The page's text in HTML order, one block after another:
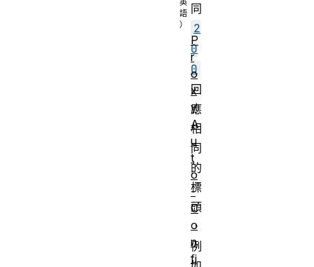
同
2
0
0
回
應
相
同
的
標
頭
，
例
P
r
o
x
y
A
u
t
o
-
C
o
n
fi